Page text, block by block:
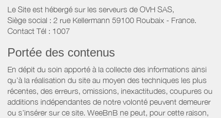
Le Site est hébergé sur les serveurs de OVH SAS,
Siège social : 2 rue Kellermann 59100 Roubaix - France.
Contact Tél : 1007
Portée des contenus
En dépit du soin apporté à la collecte des informations ainsi
qu’à la réalisation du site au moyen des techniques les plus
récentes, des erreurs, omissions, inexactitudes, coupures ou
additions indépendantes de notre volonté peuvent demeurer
ou s’insérer sur ce site. WeeBnB ne peut, pour cette raison,